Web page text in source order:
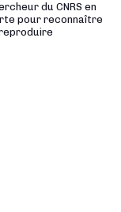
du CNRS en
pour reconnaître